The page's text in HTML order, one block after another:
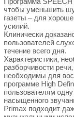
чтобы уменьшить
газеты – для
усилий.
Клинически
пользователей
течение всего дня.
Характеристики,
разборчивости
необходимы для
программе High
пользователям
насыщенного
Primax подходит